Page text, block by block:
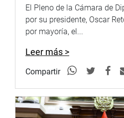
El Pleno de la Cámara de
por su presidente, Oscar
por mayoría, el...
Leer más >
Compartir